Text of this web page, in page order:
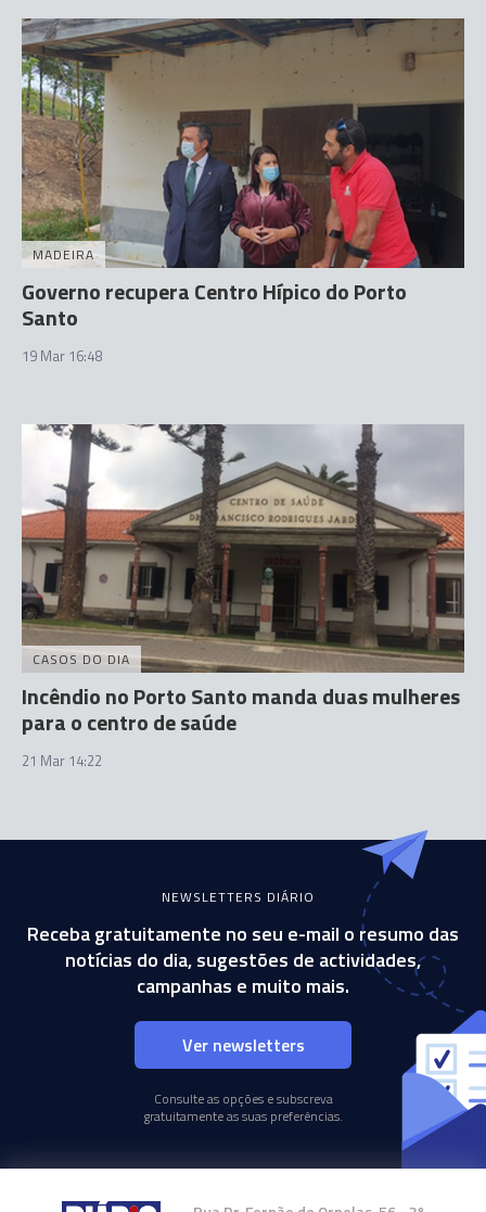
MADEIRA
Governo recupera Centro Hípico do Porto
Santo
19 Mar 16:48
CASOS DO DIA
Incêndio no Porto Santo manda duas mulheres
para o centro de saúde
21 Mar 14:22
NEWSLETTERS DIÁRIO
Receba gratuitamente no seu e-mail o resumo das
notícias do dia, sugestões de actividades,
campanhas e muito mais.
Ver newsletters
Consulte as opções e subscreva
gratuitamente as suas preferências.